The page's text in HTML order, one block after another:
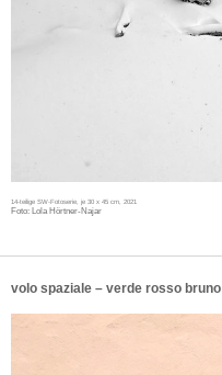
14-teilige SW-Fotoserie, je 30 x 45 cm, 2021
Foto: Lola Hörtner-Najar
volo spaziale – verde rosso bruno